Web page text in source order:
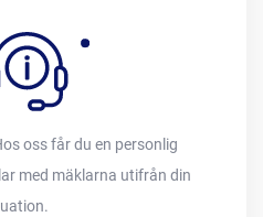
oss får du en personlig
med mäklarna utifrån din